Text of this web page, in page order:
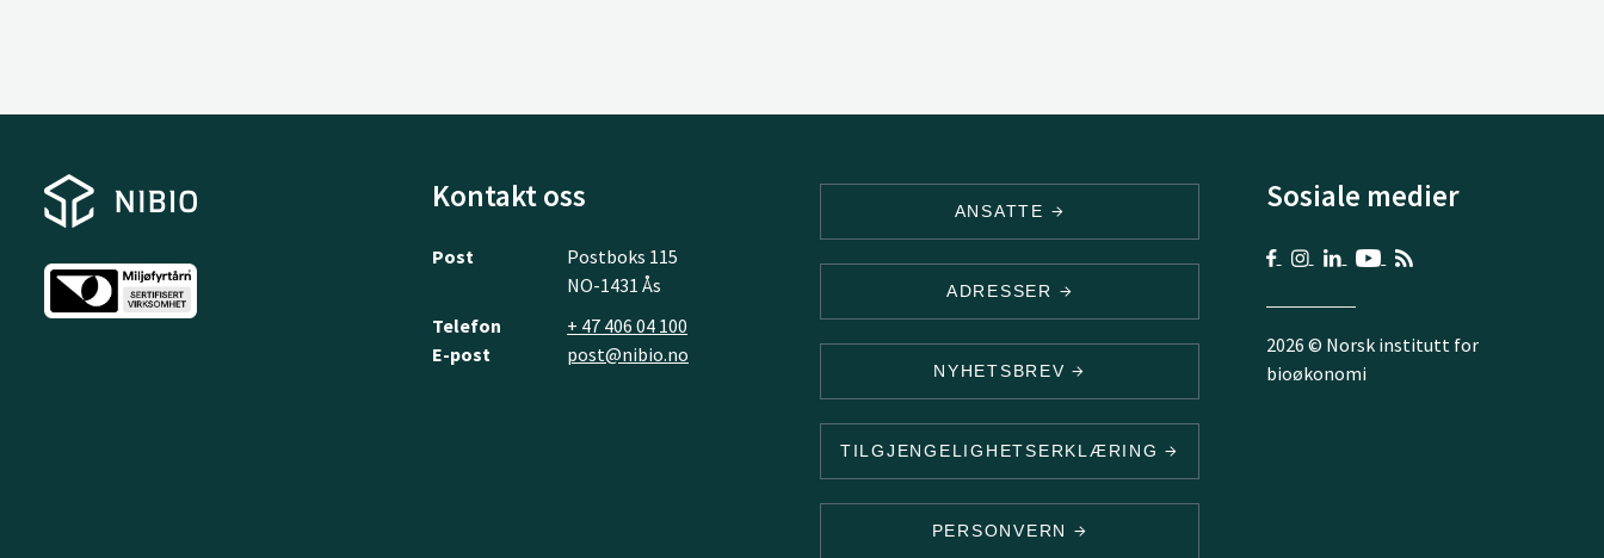
Kontakt oss
Post
Postboks 115
NO-1431 Ås
Telefon
+ 47 406 04 100
E-post
post@nibio.no
ANSATTE
ADRESSER
NYHETSBREV
TILGJENGELIGHETSERKLÆRING
PERSONVERN
Sosiale medier
2026 © Norsk institutt for
bioøkonomi